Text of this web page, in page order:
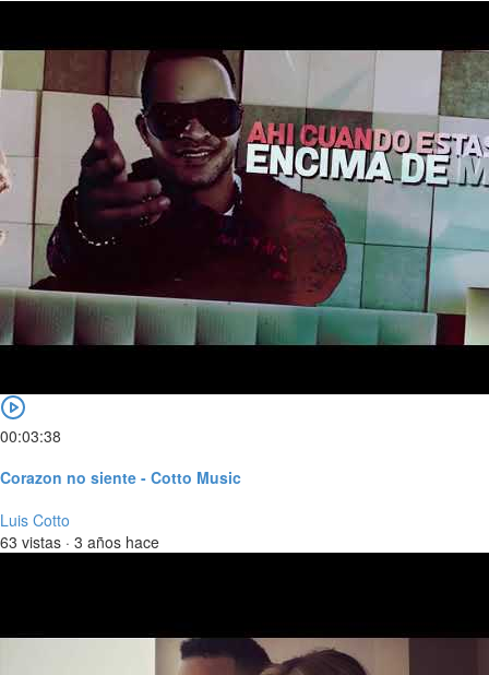
00:03:38
Corazon no siente - Cotto Music
Luis Cotto
63 vistas · 3 años hace